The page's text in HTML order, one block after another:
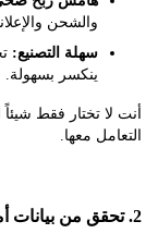
والشحن والإعلانات.
سهلة التصنيع: تجنبي
ينكسر بسهولة.
تختار فقط شيئاً
معها.